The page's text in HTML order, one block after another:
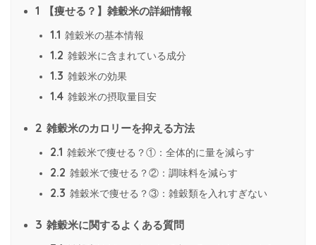
1 【痩せる？】雑穀米の詳細情報
1.1 雑穀米の基本情報
1.2 雑穀米に含まれている成分
1.3 雑穀米の効果
1.4 雑穀米の摂取量目安
2 雑穀米のカロリーを抑える方法
2.1 雑穀米で痩せる？①：全体的に量を減らす
2.2 雑穀米で痩せる？②：調味料を減らす
2.3 雑穀米で痩せる？③：雑穀類を入れすぎない
3 雑穀米に関するよくある質問